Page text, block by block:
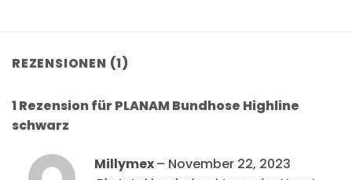
REZENSIONEN (1)
1 Rezension für PLANAM Bundhose Highline
schwarz
Millymex– November 22, 2023